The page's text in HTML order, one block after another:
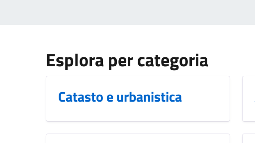
Esplora per categoria
Catasto e urbanistica